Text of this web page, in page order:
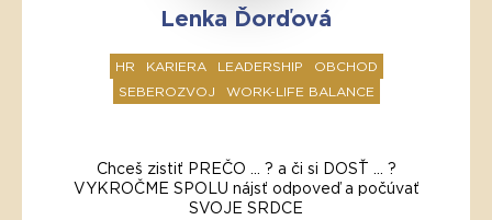
Lenka Ďorďová
HR KARIERA LEADERSHIP
OBCHOD
SEBEROZVOJ
WORK-LIFE BALANCE
Chceš zistiť PREČO … ? a či si DOSŤ … ?
VYKROČME SPOLU nájsť odpoveď a počúvať
SVOJE SRDCE